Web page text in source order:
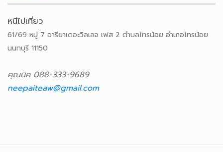
หนีไปเที่ยว
61/69 หมู่ 7 อารียาเดอะวิลเลจ เฟส 2 ตำบลไทรน้อย อำเภอไทรน้อย
นนทบุรี 11150
คุณนิค 088-333-9689
neepaiteaw@gmail.com